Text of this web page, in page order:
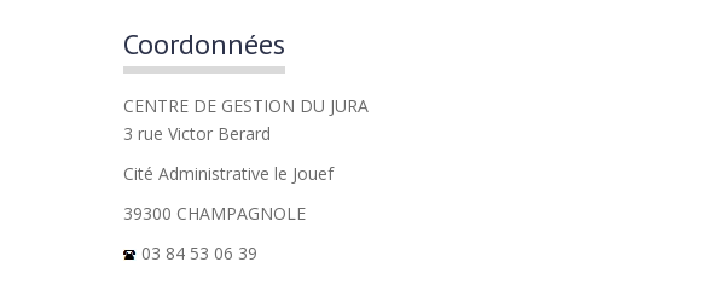
Coordonnées
CENTRE DE GESTION DU JURA
3 rue Victor Berard
Cité Administrative le Jouef
39300 CHAMPAGNOLE
03 84 53 06 39